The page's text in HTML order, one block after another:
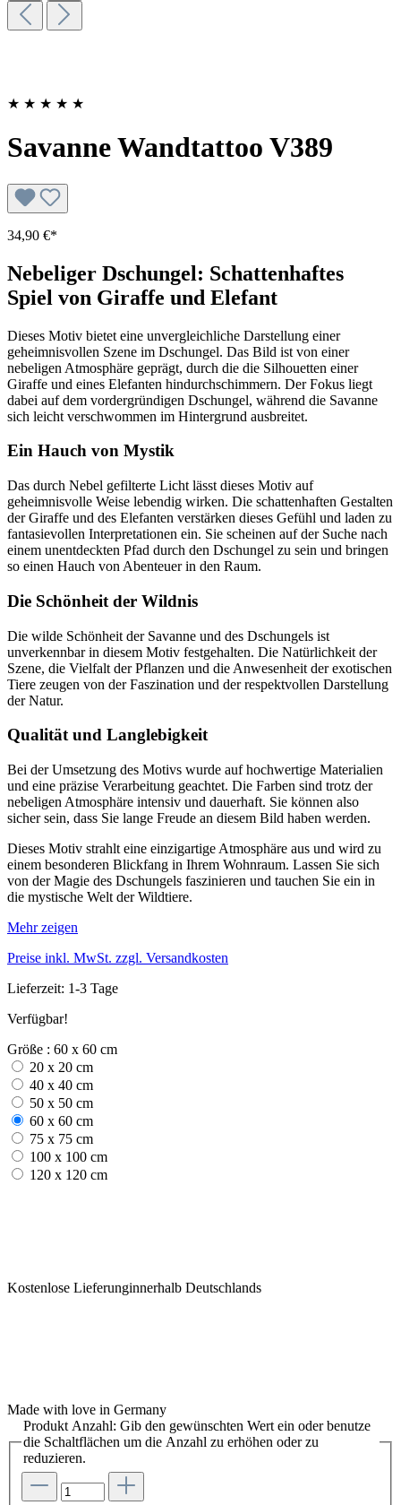
★ ★ ★ ★ ★
Savanne Wandtattoo V389
34,90 €*
Nebeliger Dschungel: Schattenhaftes
Spiel von Giraffe und Elefant
Dieses Motiv bietet eine unvergleichliche Darstellung einer
geheimnisvollen Szene im Dschungel. Das Bild ist von einer
nebeligen Atmosphäre geprägt, durch die die Silhouetten einer
Giraffe und eines Elefanten hindurchschimmern. Der Fokus liegt
dabei auf dem vordergründigen Dschungel, während die Savanne
sich leicht verschwommen im Hintergrund ausbreitet.
Ein Hauch von Mystik
Das durch Nebel gefilterte Licht lässt dieses Motiv auf
geheimnisvolle Weise lebendig wirken. Die schattenhaften Gestalten
der Giraffe und des Elefanten verstärken dieses Gefühl und laden zu
fantasievollen Interpretationen ein. Sie scheinen auf der Suche nach
einem unentdeckten Pfad durch den Dschungel zu sein und bringen
so einen Hauch von Abenteuer in den Raum.
Die Schönheit der Wildnis
Die wilde Schönheit der Savanne und des Dschungels ist
unverkennbar in diesem Motiv festgehalten. Die Natürlichkeit der
Szene, die Vielfalt der Pflanzen und die Anwesenheit der exotischen
Tiere zeugen von der Faszination und der respektvollen Darstellung
der Natur.
Qualität und Langlebigkeit
Bei der Umsetzung des Motivs wurde auf hochwertige Materialien
und eine präzise Verarbeitung geachtet. Die Farben sind trotz der
nebeligen Atmosphäre intensiv und dauerhaft. Sie können also
sicher sein, dass Sie lange Freude an diesem Bild haben werden.
Dieses Motiv strahlt eine einzigartige Atmosphäre aus und wird zu
einem besonderen Blickfang in Ihrem Wohnraum. Lassen Sie sich
von der Magie des Dschungels faszinieren und tauchen Sie ein in
die mystische Welt der Wildtiere.
Mehr zeigen
Preise inkl. MwSt. zzgl. Versandkosten
Lieferzeit: 1-3 Tage
Verfügbar!
Größe : 60 x 60 cm
20 x 20 cm
40 x 40 cm
50 x 50 cm
60 x 60 cm
75 x 75 cm
100 x 100 cm
120 x 120 cm
Kostenlose Lieferunginnerhalb Deutschlands
Made with love in Germany
Produkt Anzahl: Gib den gewünschten Wert ein oder benutze
die Schaltflächen um die Anzahl zu erhöhen oder zu
reduzieren.